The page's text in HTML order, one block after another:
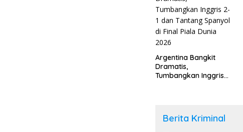
Argentina Bangkit
Dramatis,
Tumbangkan Inggris
Berita Kriminal